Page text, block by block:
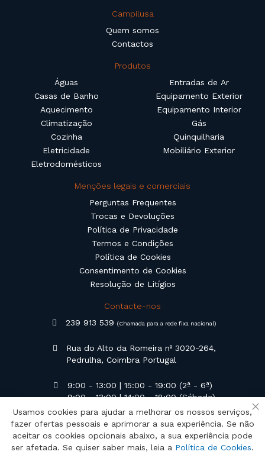
Campilusa
Quem somos
Contactos
Produtos
Águas
Casas de Banho
Aquecimento
Climatização
Cozinha
Eletricidade
Eletrodomésticos
Entradas de Ar
Equipamento Exterior
Equipamento Interior
Gás
Quinquilharia
Mobiliário Exterior
Menções legais e comerciais
Perguntas Frequentes
Trocas e Devoluções
Política de Privacidade
Termos e Condições
Política de Cookies
Consentimento de Cookies
Resolução de Litígios
Contacte-nos
239 913 539(Chamada para a rede fixa nacional)
Rua do Alto da Romeira nº 3020-264,
Pedrulha, Coimbra Portugal
9:00 - 13:00 | 15:00 - 19:00 (2ª - 6ª)
9:00 - 13:00 | 14:00 - 18:00 (Sábado)
geral@campilusa.pt
Usamos cookies para ajudar a melhorar os nossos serviços,
fazer ofertas pessoais e aprimorar a sua experiência. Se não
aceitar os cookies opcionais abaixo, a sua experiência pode
ser afetada. Se quiser saber mais, leia a Política de Cookies.